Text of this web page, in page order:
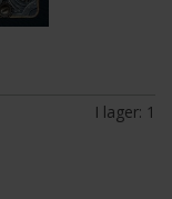
I lager: 1